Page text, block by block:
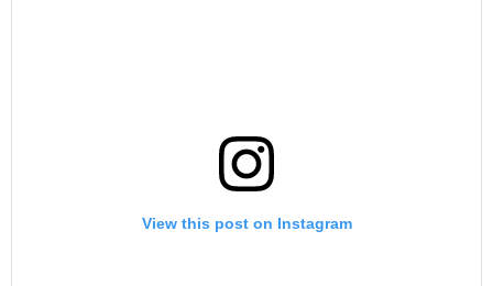
View this post on Instagram